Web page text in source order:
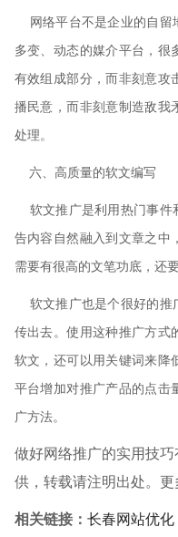
网络平台不是企业的自留
多变、动态的媒介平台，很
有效组成部分，而非刻意攻
播民意，而非刻意制造敌我
处理。
六、高质量的软文编写
软文推广是利用热门事件
告内容自然融入到文章之中
需要有很高的文笔功底，还
软文推广也是个很好的推
传出去。使用这种推广方式
软文，还可以用关键词来降
平台增加对推广产品的点击
广方法。
做好网络推广的实用技
供，转载请注明出处。
相关链接： 长春网站优化